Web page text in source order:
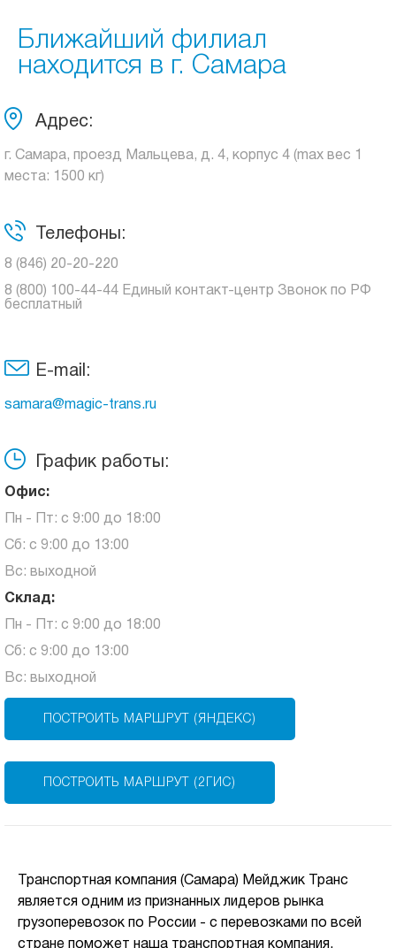
Ближайший филиал
находится в г. Самара
Адрес:
г. Самара, проезд Мальцева, д. 4, корпус 4 (max вес 1
места: 1500 кг)
Телефоны:
8 (846) 20-20-220
8 (800) 100-44-44 Единый контакт-центр Звонок по РФ
бесплатный
E-mail:
samara@magic-trans.ru
График работы:
Офис:
Пн - Пт: с 9:00 до 18:00
Сб: с 9:00 до 13:00
Вс: выходной
Склад:
Пн - Пт: с 9:00 до 18:00
Сб: с 9:00 до 13:00
Вс: выходной
ПОСТРОИТЬ МАРШРУТ (ЯНДЕКС)
ПОСТРОИТЬ МАРШРУТ (2ГИС)
Транспортная компания (Самара) Мейджик Транс
является одним из признанных лидеров рынка
грузоперевозок по России - с перевозками по всей
стране поможет наша транспортная компания,